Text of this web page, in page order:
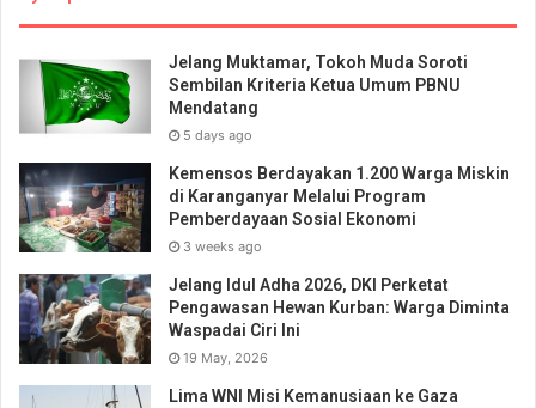
Jelang Muktamar, Tokoh Muda Soroti
Sembilan Kriteria Ketua Umum PBNU
Mendatang
5 days ago
Kemensos Berdayakan 1.200 Warga Miskin
di Karanganyar Melalui Program
Pemberdayaan Sosial Ekonomi
3 weeks ago
Jelang Idul Adha 2026, DKI Perketat
Pengawasan Hewan Kurban: Warga Diminta
Waspadai Ciri Ini
19 May, 2026
Lima WNI Misi Kemanusiaan ke Gaza